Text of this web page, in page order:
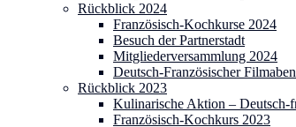
Rückblick 2024
Französisch-Kochkurse 2024
Besuch der Partnerstadt
Mitgliederversammlung 2024
Deutsch-Französischer
Rückblick 2023
Kulinarische Aktion – Deutsch-
Französisch-Kochkurs 2023